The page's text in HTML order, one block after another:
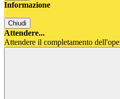
Informazione
Chiudi
Attendere...
Attendere il completamento